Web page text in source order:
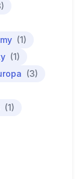
(1)
(1)
(3)
(1)